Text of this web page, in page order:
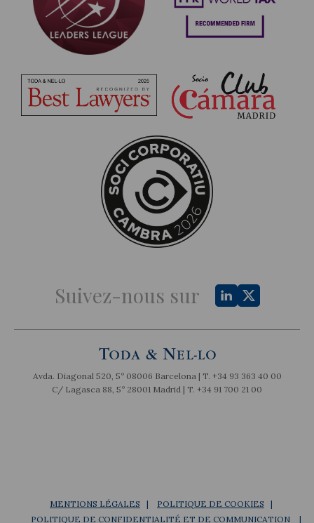
Suivez-nous sur
Avda. Diagonal 520, 5º 08006 Barcelona | T. +34 93 363 40 00
C/ Lagasca 88, 5º 28001 Madrid | T. +34 91 700 21 00
MENTIONS LÉGALES
POLITIQUE DE COOKIES
POLITIQUE DE CONFIDENTIALITÉ ET DE COMMUNICATION